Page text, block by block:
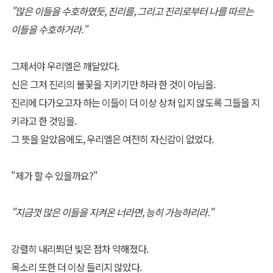
"많은 이들을 수호하였듯, 진리를, 그리고 진리로부터 나를 따르는
이들을 수호하거라."
그제서야 우리엘은 깨달았다.
신은 그저 진리의 불꽃을 지키기만 하라 한 것이 아님을.
진리에 다가오고자 하는 이들이 더 이상 상처 입지 않도록 그들을 지
키라고 한 것임을.
그 뜻을 알았음에도, 우리엘은 여전히 자신감이 없었다.
"제가 할 수 있을까요?"
"지금껏 많은 이들을 지켜온 너라면, 능히 가능하리라."
강렬히 내리쬐던 빛은 점차 약해졌다.
목소리 또한 더 이상 들리지 않았다.